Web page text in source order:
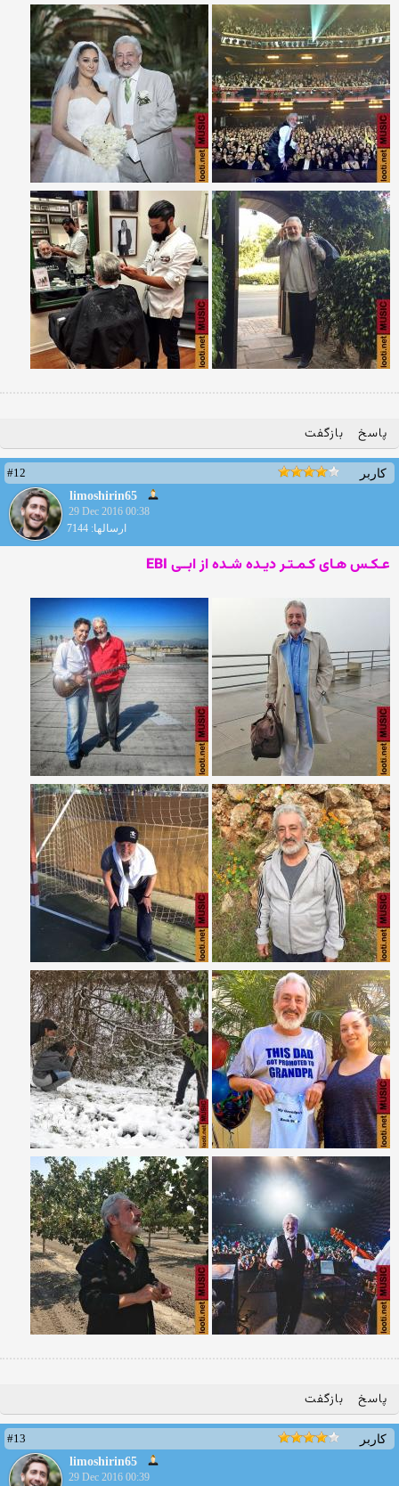
پاسخ بازگفت
کاربر
#12
limoshirin65
29 Dec 2016 00:38
ارسالها: 7144
عـکـس هـای کـمـتـر دیـده شـده از ابــی EBI
پاسخ بازگفت
کاربر
#13
limoshirin65
29 Dec 2016 00:39